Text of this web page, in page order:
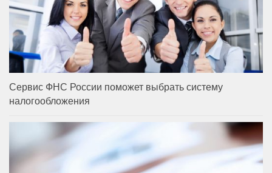
Сервис ФНС России поможет выбрать систему
налогообложения